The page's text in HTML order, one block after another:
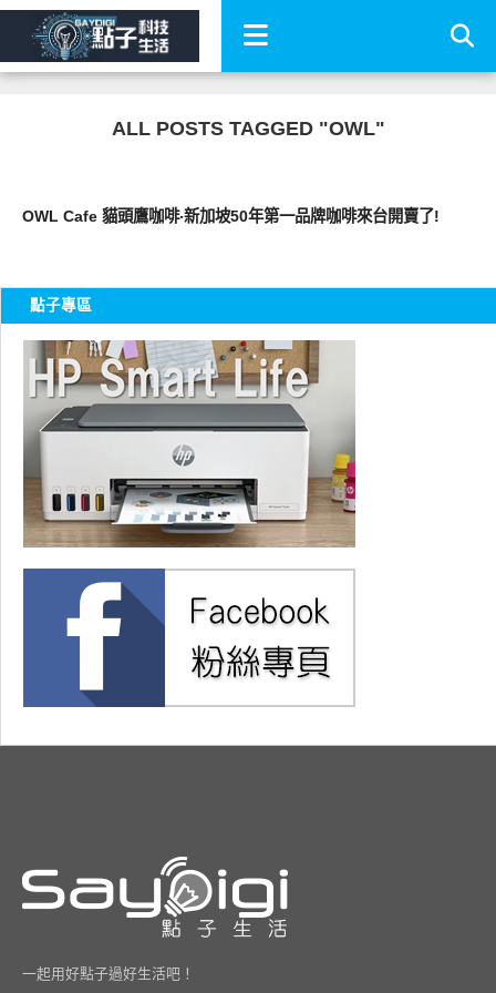
ALL POSTS TAGGED "OWL"
OWL Cafe 貓頭鷹咖啡‧新加坡50年第一品牌咖啡來台開賣了!
點子專區
一起用好點子過好生活吧！